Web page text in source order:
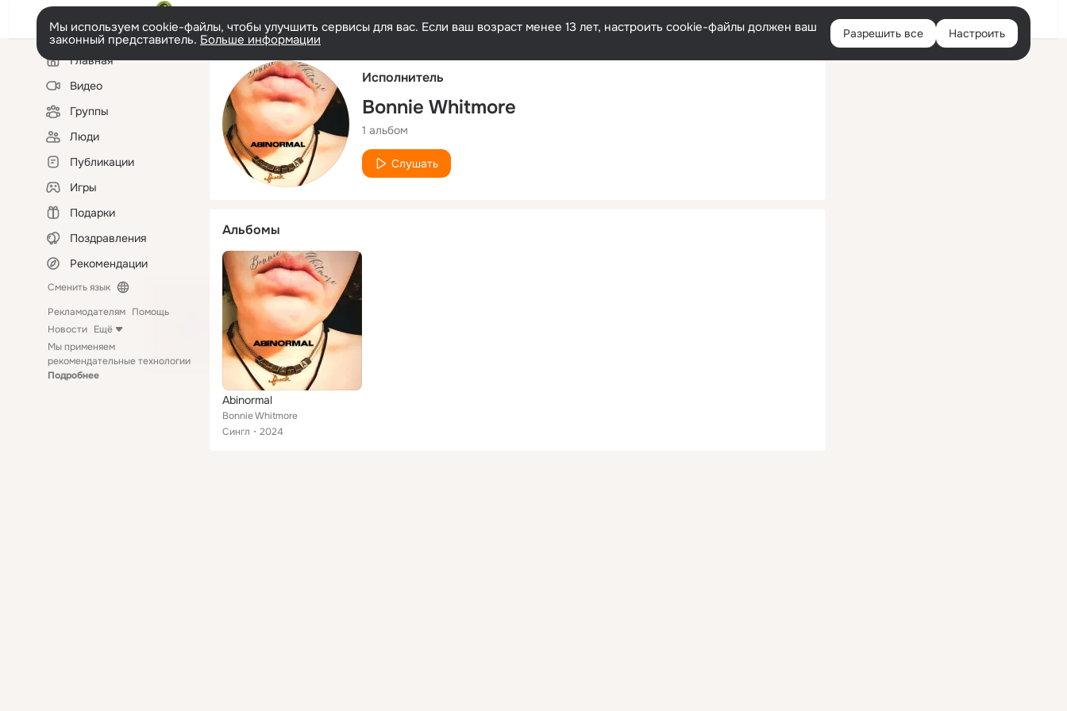
Русский Войти
Мы используем cookie-файлы, чтобы улучшить сервисы для вас. Если ваш возраст менее 13 лет, настроить cookie-файлы должен ваш
законный представитель. Больше информации Разрешить все Настроить
Левая
колонкаГлавная
Видео
Группы
Люди
Публикации
Игры
Подарки
Поздравления
Рекомендации
Сменить язык
Рекламодателям Помощь
Новости Ещё
Мы применяем
рекомендательные технологии
Подробнее
Исполнитель
Bonnie Whitmore
1 альбом
Слушать
Альбомы
Abinormal
Bonnie Whitmore
Сингл
2024